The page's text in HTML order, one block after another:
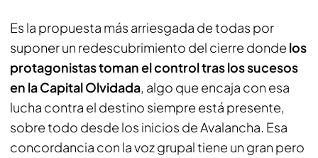
Es la propuesta más arriesgada de todas por
suponer un redescubrimiento del cierre donde los
protagonistas toman el control tras los sucesos
en la Capital Olvidada, algo que encaja con esa
lucha contra el destino siempre está presente,
sobre todo desde los inicios de Avalancha. Esa
concordancia con la voz grupal tiene un gran pero